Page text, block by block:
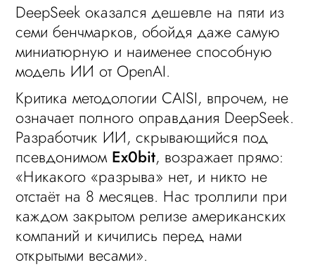
DeepSeek оказался дешевле на пяти из
семи бенчмарков, обойдя даже самую
миниатюрную и наименее способную
модель ИИ от OpenAI.
Критика методологии CAISI, впрочем, не
означает полного оправдания DeepSeek.
Разработчик ИИ, скрывающийся под
псевдонимом Ex0bit, возражает прямо:
«Никакого «разрыва» нет, и никто не
отстаёт на 8 месяцев. Нас троллили при
каждом закрытом релизе американских
компаний и кичились перед нами
открытыми весами».